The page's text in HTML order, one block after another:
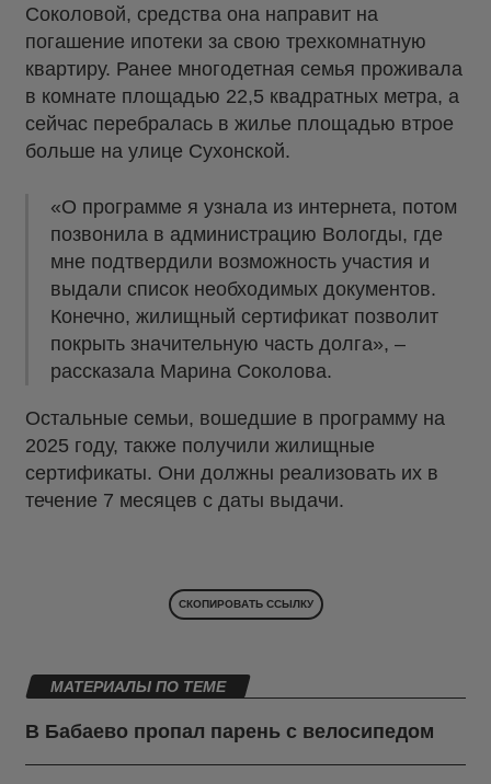
Соколовой, средства она направит на
погашение ипотеки за свою трехкомнатную
квартиру. Ранее многодетная семья проживала
в комнате площадью 22,5 квадратных метра, а
сейчас перебралась в жилье площадью втрое
больше на улице Сухонской.
«О программе я узнала из интернета, потом
позвонила в администрацию Вологды, где
мне подтвердили возможность участия и
выдали список необходимых документов.
Конечно, жилищный сертификат позволит
покрыть значительную часть долга», –
рассказала Марина Соколова.
Остальные семьи, вошедшие в программу на
2025 году, также получили жилищные
сертификаты. Они должны реализовать их в
течение 7 месяцев с даты выдачи.
СКОПИРОВАТЬ ССЫЛКУ
МАТЕРИАЛЫ ПО ТЕМЕ
В Бабаево пропал парень с велосипедом